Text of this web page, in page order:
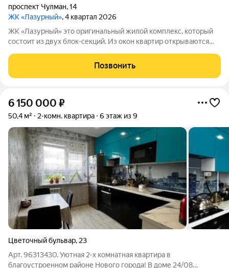
проспект Чулман,14
ЖК «Лазурный», 4 квартал 2026
ЖК «Лазурный» это оригинальный жилой комплекс, который
состоит из двух блок-секций. Из окон квартир открываются
выше можно в полной мере насладиться панорамой реки.
Поблизости находятся
Позвонить
6 150 000 ₽
50,4 м² 2-комн. квартира 6 этаж из 9
Цветочный бульвар, 23
Арт. 96313430. Уютная 2-х комнатная квартира в
благоустроенном районе Нового города! В доме 24/08